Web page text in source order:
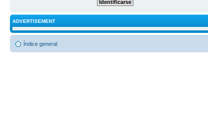
ADVERTISEMENT
Índice general